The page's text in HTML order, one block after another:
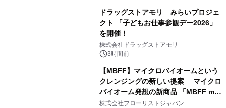
ドラッグストアモリ みらいプロジェ
クト 「子どもお仕事参観デー2026」
を開催！
株式会社ドラッグストアモリ
3時間前
【MBFF】マイクロバイオームという
クレンジングの新しい提案 マイクロ
バイオーム発想の新商品 「MBFF mb
クレンジングPRO」を2026年8月6日
株式会社フローリストジャパン